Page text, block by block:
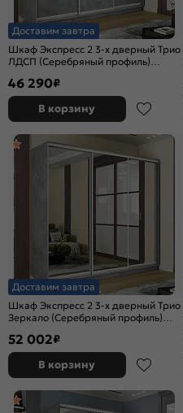
Доставим завтра
Шкаф Экспресс 2 3-х дверный Трио
ЛДСП (Серебряный профиль)
46 290₽
В корзину
Доставим завтра
Шкаф Экспресс 2 3-х дверный Трио
Зеркало (Серебряный профиль)
52 002₽
В корзину